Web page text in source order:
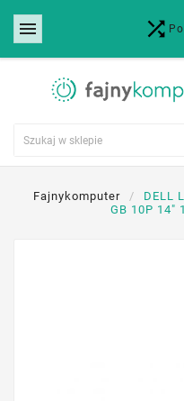
 
Fajnykomputer
DELL
GB 10P 14"
Utwórz listę
Nazwa listy życzeń
Anuluj